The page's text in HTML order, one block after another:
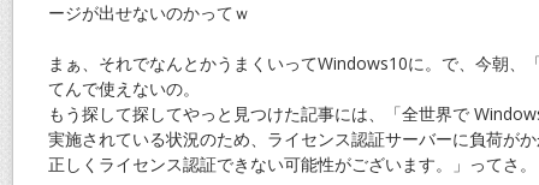
ージが出せないのかってｗ
まぁ、それでなんとかうまくいってWindows10に。で、今朝、
てんで使えないの。
もう探して探してやっと見つけた記事には、「全世界で
実施されている状況のため、ライセンス認証サーバーに負荷が
正しくライセンス認証できない可能性がございます。」ってさ。